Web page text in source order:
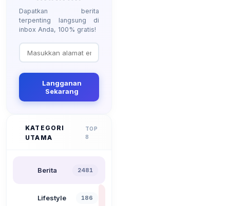
Dapatkan berita
terpenting langsung di
inbox Anda, 100% gratis!
Langganan
Sekarang
KATEGORI
UTAMA
TOP
8
Berita 2481
Lifestyle 186